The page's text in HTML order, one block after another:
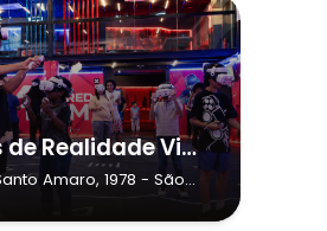
Sessões de Realidade Virtual na OVA Arena VR
Amaro, 1978 - São